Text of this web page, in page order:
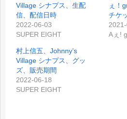
Village シナプス、生配
信、配信日時
2022-06-03
SUPER EIGHT
ぇ！
チケ
Aぇ!
村上信五、Johnny’s
Village シナプス、グッ
ズ、販売期間
2022-06-18
SUPER EIGHT